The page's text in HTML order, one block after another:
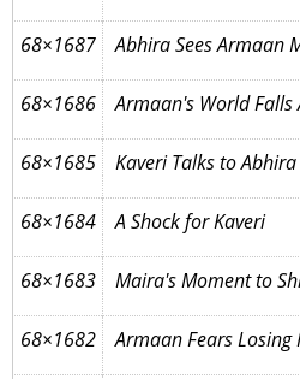
68×1687 Abhira Sees Armaan
68×1686 Armaan's World Falls
68×1685 Kaveri Talks to Abhira
68×1684 A Shock for Kaveri
68×1683 Maira's Moment to
68×1682 Armaan Fears Losing